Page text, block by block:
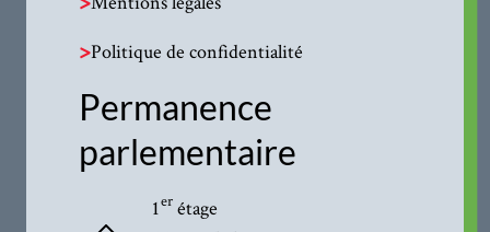
>Politique de confidentialité
Permanence
parlementaire
1erétage